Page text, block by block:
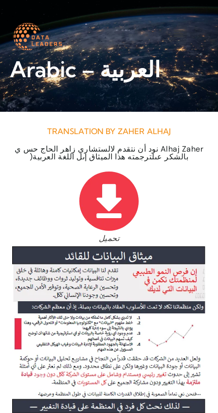
Arabic – العربية
TRANSLATION BY ZAHER ALHAJ
نود أن نتقدم لالستشاري زاهر الحاج حس ي Alhaj Zaher
)بالشكر عىلترجمته هذا الميثاق إىل اللغة العربية
تحميل